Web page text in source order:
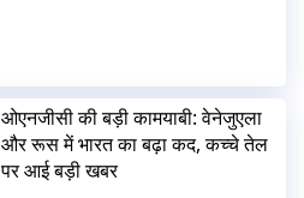
ओएनजीसी की बड़ी कामयाबी: वेनेजुएला
और रूस में भारत का बढ़ा कद, कच्चे तेल
पर आई बड़ी खबर